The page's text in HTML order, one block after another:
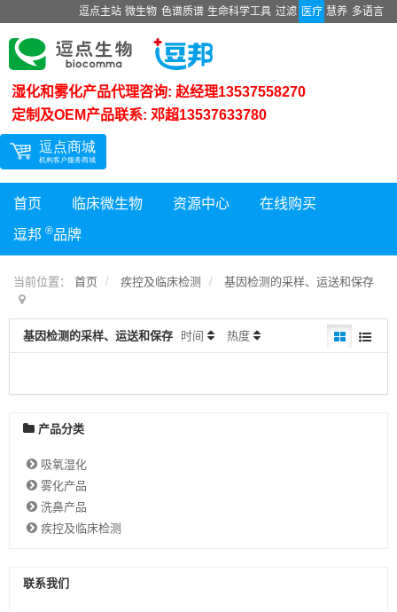
逗点主站 微生物 色谱质谱 生命科学工具 过滤 医疗 慧养 多语言
湿化和雾化产品代理咨询: 赵经理13537558270
定制及OEM产品联系: 邓超13537633780
首页 临床微生物 资源中心 在线购买
逗邦 ®品牌
当前位置： 首页 疾控及临床检测 基因检测的采样、运送和保存
基因检测的采样、运送和保存 时间 热度
产品分类
吸氧湿化
雾化产品
洗鼻产品
疾控及临床检测
联系我们